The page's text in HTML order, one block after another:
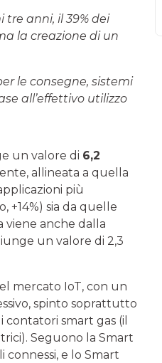
anni, il 39% dei
la creazione di un
le consegne, sistemi
all’effettivo utilizzo
un valore di 6,2
allineata a quella
più
+14%) sia da quelle
viene anche dalla
un valore di 2,3
mercato IoT, con un
spinto soprattutto
smart gas (il
Seguono la Smart
connessi, e lo Smart